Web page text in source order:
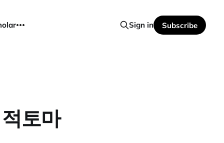
Sign in Subscribe
토마